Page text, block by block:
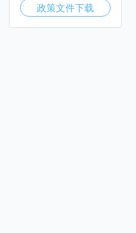
政策文件下载